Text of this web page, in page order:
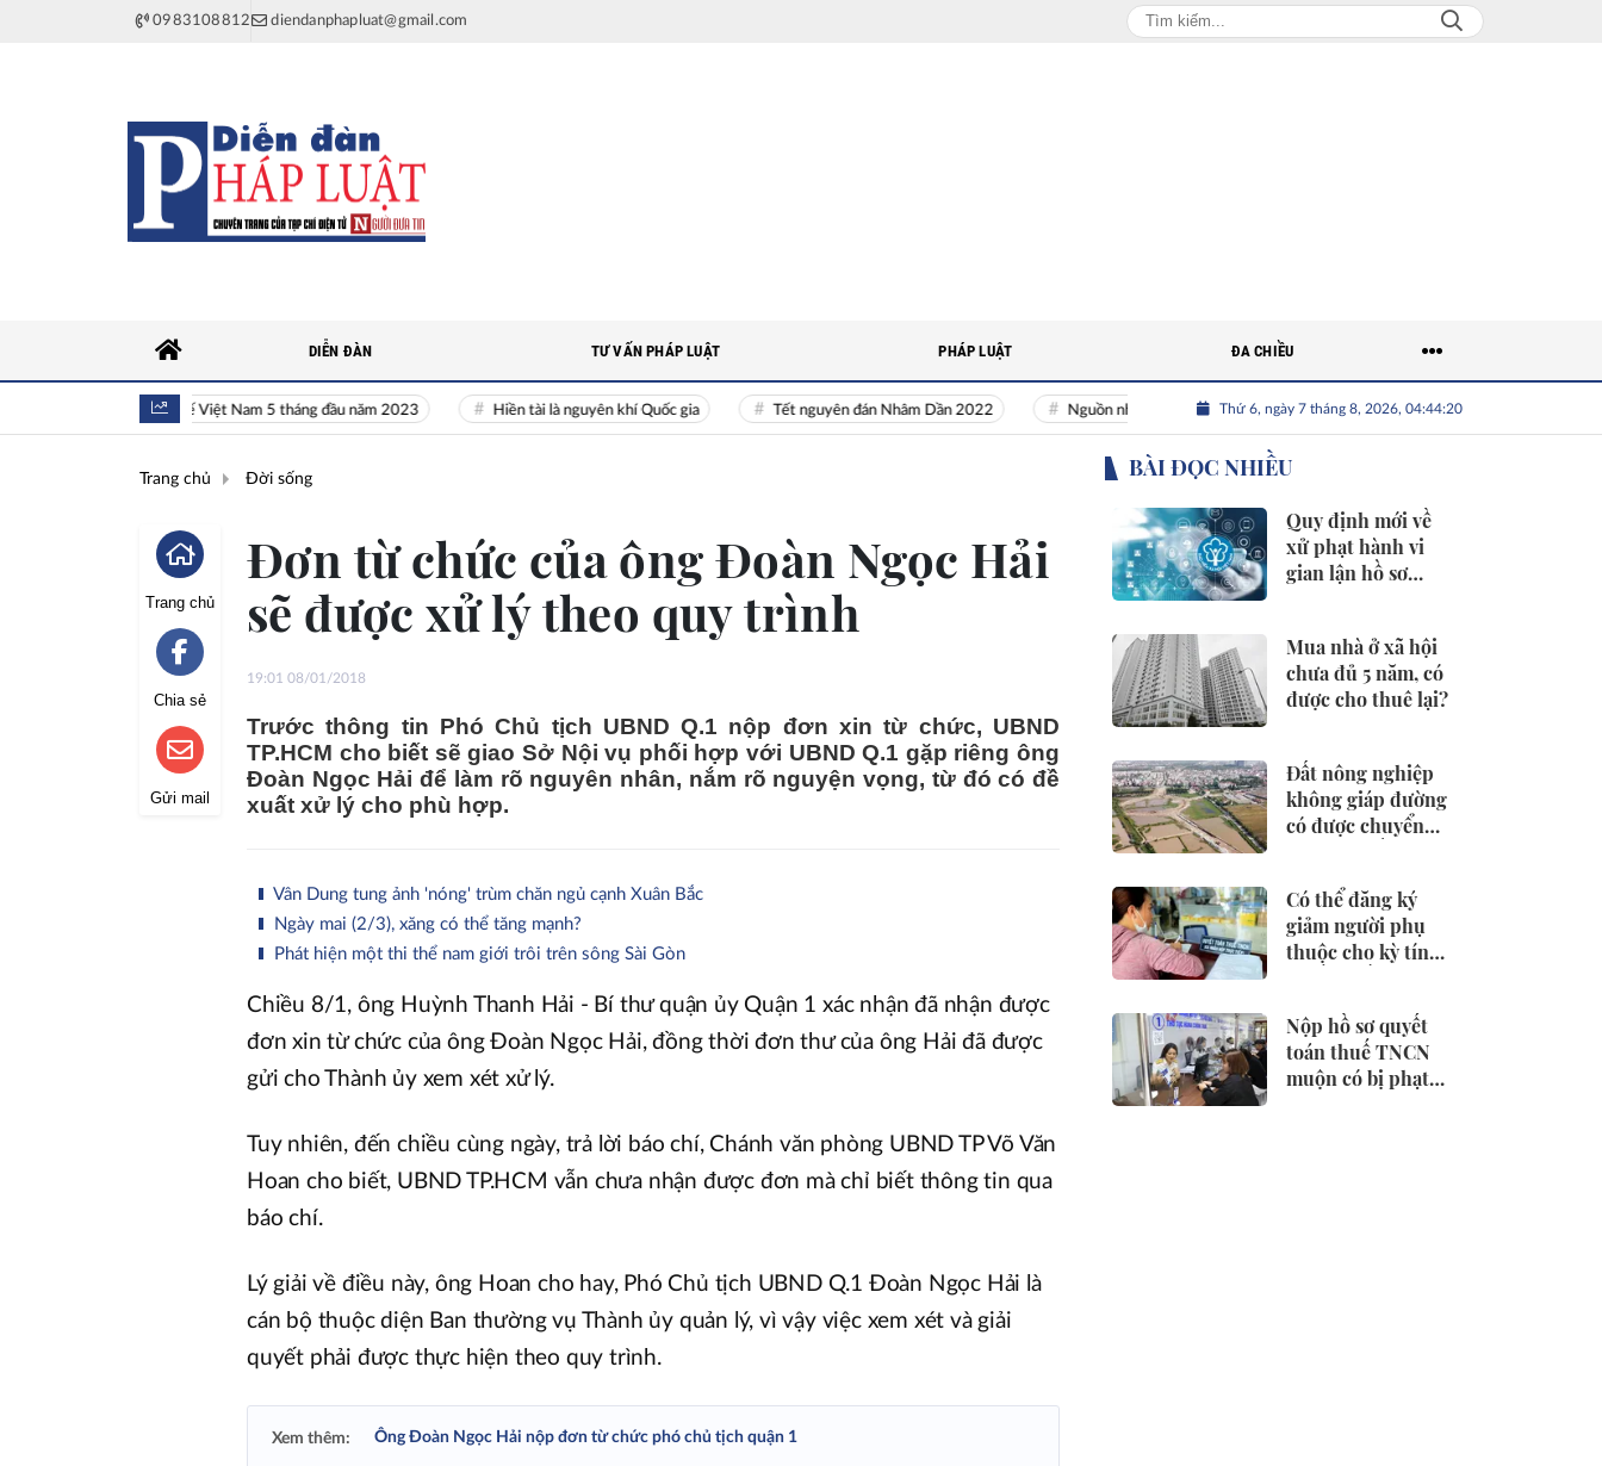
0983108812 diendanphapluat@gmail.com
Toàn cảnh kinh tế Việt Nam 5 tháng đầu năm 2023 Hiền tài là nguyên khí Quốc gia Tết nguyên đán Nhâm Dần 2022 Nguồn nhân lực Việt Nhân tài Việt Nam Giải bài toán nguồn nhân
Thứ 6, ngày 7 tháng 8, 2026, 04:44:21
DIỄN ĐÀN TƯ VẤN PHÁP LUẬT PHÁP LUẬT ĐA CHIỀU
Trang chủ Đời sống
Trang chủ
Chia sẻ
Gửi mail
Đơn từ chức của ông Đoàn Ngọc Hải
sẽ được xử lý theo quy trình
19:01 08/01/2018
Trước thông tin Phó Chủ tịch UBND Q.1 nộp đơn xin từ chức, UBND
TP.HCM cho biết sẽ giao Sở Nội vụ phối hợp với UBND Q.1 gặp riêng ông
Đoàn Ngọc Hải để làm rõ nguyên nhân, nắm rõ nguyện vọng, từ đó có đề
xuất xử lý cho phù hợp.
Vân Dung tung ảnh 'nóng' trùm chăn ngủ cạnh Xuân Bắc
Ngày mai (2/3), xăng có thể tăng mạnh?
Phát hiện một thi thể nam giới trôi trên sông Sài Gòn
Chiều 8/1, ông Huỳnh Thanh Hải - Bí thư quận ủy Quận 1 xác nhận đã nhận được
đơn xin từ chức của ông Đoàn Ngọc Hải, đồng thời đơn thư của ông Hải đã được
gửi cho Thành ủy xem xét xử lý.
Tuy nhiên, đến chiều cùng ngày, trả lời báo chí, Chánh văn phòng UBND TP Võ Văn
Hoan cho biết, UBND TP.HCM vẫn chưa nhận được đơn mà chỉ biết thông tin qua
báo chí.
Lý giải về điều này, ông Hoan cho hay, Phó Chủ tịch UBND Q.1 Đoàn Ngọc Hải là
cán bộ thuộc diện Ban thường vụ Thành ủy quản lý, vì vậy việc xem xét và giải
quyết phải được thực hiện theo quy trình.
Xem thêm: Ông Đoàn Ngọc Hải nộp đơn từ chức phó chủ tịch quận 1
BÀI ĐỌC NHIỀU
Quy định mới về
xử phạt hành vi
gian lận hồ sơ
Mua nhà ở xã hội
chưa đủ 5 năm, có
được cho thuê lại?
Đất nông nghiệp
không giáp đường
có được chuyển
Có thể đăng ký
giảm người phụ
thuộc cho kỳ tính
Nộp hồ sơ quyết
toán thuế TNCN
muộn có bị phạt